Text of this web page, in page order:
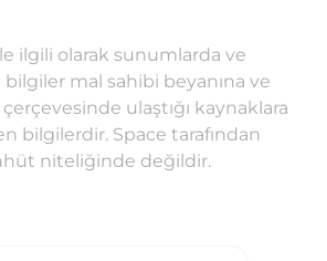
ilgili olarak sunumlarda ve
mal sahibi beyanına ve
ulaştığı kaynaklara
bilgilerdir. Space tarafından
niteliğinde değildir.